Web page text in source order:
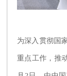
为深入贯彻国
重点工作，推